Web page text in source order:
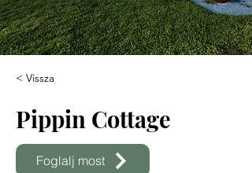
< Vissza
Pippin Cottage
Foglalj most